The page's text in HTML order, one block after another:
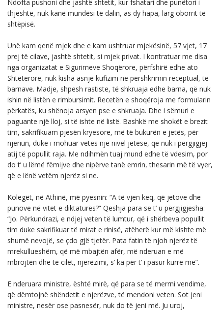
Ndofta pushoni dhe jashtë shtetit, kur fshatari dhe punëtori i
thjeshtë, nuk kanë mundësi të dalin, as dy hapa, larg oborrit të
shtëpisë.
Unë kam qenë mjek dhe e kam ushtruar mjekësinë, 57 vjet, 17
prej të cilave, jashtë shtetit, si mjek privat. I kontratuar me disa
nga organizatat e Sigurimeve Shoqërore, përfshirë edhe ato
Shtetërore, nuk kisha asnjë kufizim në përshkrimin receptual, të
barnave. Madje, shpesh rastiste, të shkruaja edhe barna, që nuk
ishin në listën e rimbursimit. Recetën e shoqëroja me formularin
përkatës, ku shënoja arsyen pse e shkruaja. Dhe i sëmuri e
paguante një lloj, si të ishte në listë. Bashkë me shokët e brezit
tim, sakrifikuam pjesën kryesore, më të bukurën e jetës, për
njeriun, duke i mohuar vetes një nivel jetese, që nuk i përgjigjej
atij të popullit raja. Me ndihmën tuaj mund edhe të vdesim, por
do t’ u lëmë fëmijve dhe nipërve tanë emrin, thesarin më të vyer,
që e lënë vetëm njerëz si ne.
Kolegët, në Athinë, më pyesnin: “A të vjen keq, që jetove dhe
punove në vitet e diktaturës?” Qeshja para se t’ u përgjigjesha:
“Jo. Përkundrazi, e ndjej veten të lumtur, që i shërbeva popullit
tim duke sakrifikuar të mirat e rinisë, atëherë kur më kishte më
shumë nevojë, se çdo gjë tjetër. Pata fatin të njoh njerëz të
mrekullueshëm, që më mbajtën afër, më nderuan e më
mbrojtën dhe të cilët, njerëzimi, s’ ka për t’ i pasur kurrë më”.
E nderuara ministre, është mirë, që para se të merrni vendime,
që dëmtojnë shëndetit e njerëzve, të mendoni veten. Sot jeni
ministre, nesër ose pasnesër, nuk do të jeni më. Ju uroj,